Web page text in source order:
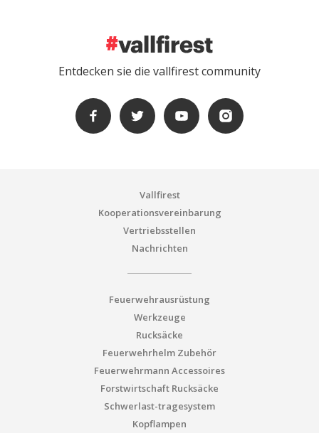
Entdecken sie die vallfirest community
Vallfirest
Kooperationsvereinbarung
Vertriebsstellen
Nachrichten
Feuerwehrausrüstung
Werkzeuge
Rucksäcke
Feuerwehrhelm Zubehör
Feuerwehrmann Accessoires
Forstwirtschaft Rucksäcke
Schwerlast-tragesystem
Kopflampen